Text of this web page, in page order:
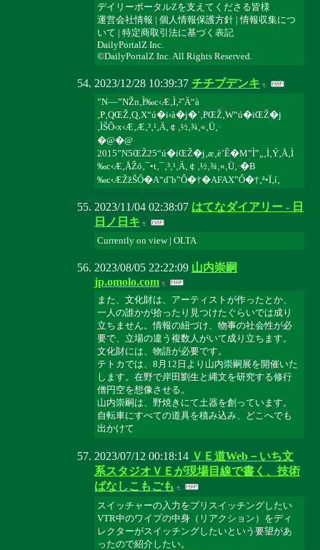
デイリーポータルZを支えてくださる皆様
運営会社情報 | 個人情報保護方針 | 情報収集につ
いて | 特定商取引法に基づく表記
DailyPortalZ Inc.
©DailyPortalZ Inc. All Rights Reserved.
2023/12/28 10:39:37 チチブデンキ
”N––”NŽn‚Ì‰c‹Æ‚Ì‚²ˆÄ“à
‚P‚QŒŽ‚Q‚X“ú�i‹à�j�`‚PŒŽ‚W“ú�iŒŽ�j
‚ÌŠÔ‹x‹Æ‚Æ‚³‚¹‚Ä‚￠‚½‚¾‚«‚Ü‚·
�@�@
2015”N5ŒŽ25“ú�iŒŽ�j‚æ‚è’Ê�M”Ì”„‚Ì‚Ý‚Å‚Ì
‰c‹Æ‚ÅŽó‚¯•t‚¯‚³‚¹‚Ä‚￠‚½‚¾‚«‚Ü‚·�B
‰c‹ÆŽžŠÔ�A“d˜b”Ô�†�AFAX”Ô�†‚ª•Ï‚í‚
2023/11/04 02:38:07 はてなダイアリー - 日
日ノ日キ
Currently on view | OLTA
2023/08/05 22:22:09 山内崇嗣
jp.omolo.com
また、文化財は、アーティストが作ったとか、
一人の誰かが拾ったり見つけたぐらいでは成り
立ちません。情報の紐づけ、物事の社会性が必
要で、立場の違う複数人がいて成り立ちます。
文化財には、物語が必要です。
テトカでは、8月12日より山内崇嗣展を開催いた
します。在野で岸田劉生と縄文を研究する修行
僧円空を想像させる。
山内崇嗣は、野焼きにて土器を創っています。
自転車にすべての道具を積み込み、どこへでも
出かけて
2023/07/12 00:18:14 ＶＥ道Web－いち文
系スタジオＶＥが現場目線で書く、技術
ばなしこもごも
スイッチャーの入力をプリスイッチングしたい
VTR中のワイプの中身（リアクション）をディ
レクターがスイッチングしたいという要望があ
ったので紹介したい。